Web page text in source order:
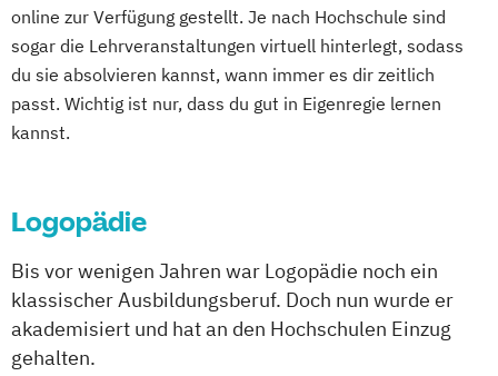
Logopädie
Medical Fitness & Athletic Management
Medizinalfachberufe
Pharmamanagement und
Physician Assistant Physiotherapie
Psychologie
online zur Verfügung gestellt. Je nach Hochschule sind
sogar die Lehrveranstaltungen virtuell hinterlegt, sodass
du sie absolvieren kannst, wann immer es dir zeitlich
passt. Wichtig ist nur, dass du gut in Eigenregie lernen
kannst.
Logopädie
Bis vor wenigen Jahren war Logopädie noch ein
klassischer Ausbildungsberuf. Doch nun wurde er
akademisiert und hat an den Hochschulen Einzug
gehalten.